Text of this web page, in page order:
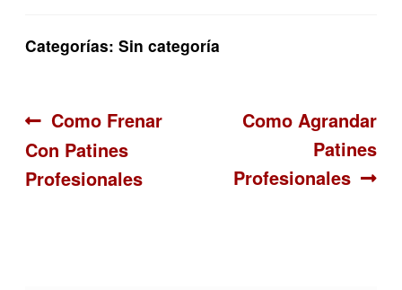
Categorías: Sin categoría
Navegación
de
Anterior:
Como Frenar
Con Patines
Profesionales
Siguiente:
Como Agrandar
Patines
Profesionales